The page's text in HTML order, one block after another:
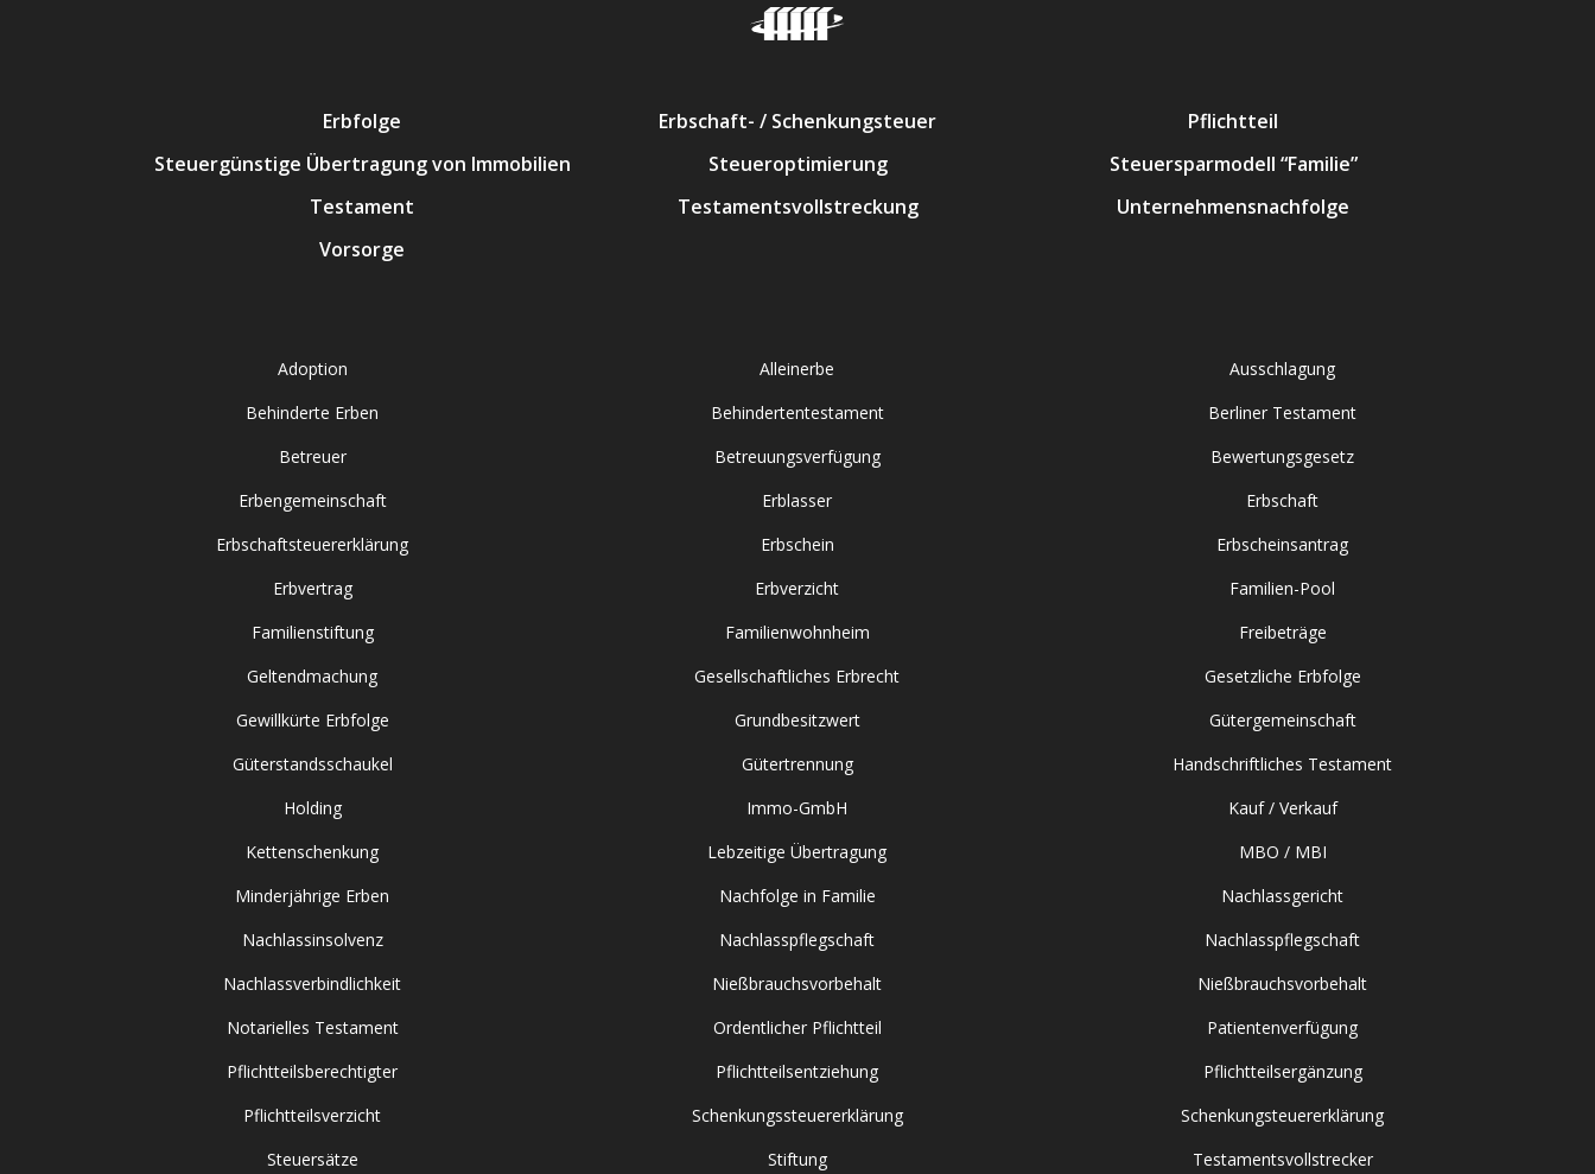
Erbfolge Erbschaft- / Schenkungsteuer
Pflichtteil
Steuergünstige Übertragung von Immobilien
Steueroptimierung
Steuersparmodell “Familie”
Testament
Testamentsvollstreckung
Unternehmensnachfolge
Vorsorge
Adoption Alleinerbe
Ausschlagung
Behinderte Erben
Behindertentestament
Berliner Testament
Betreuer
Betreuungsverfügung
Bewertungsgesetz
Erbengemeinschaft
Erblasser
Erbschaft
Erbschaftsteuererklärung
Erbschein
Erbscheinsantrag
Erbvertrag
Erbverzicht
Familien-Pool
Familienstiftung
Familienwohnheim
Freibeträge
Geltendmachung
Gesellschaftliches Erbrecht
Gesetzliche Erbfolge
Gewillkürte Erbfolge
Grundbesitzwert
Gütergemeinschaft
Güterstandsschaukel
Gütertrennung
Handschriftliches Testament
Holding
Immo-GmbH
Kauf / Verkauf
Kettenschenkung
Lebzeitige Übertragung
MBO / MBI
Minderjährige Erben
Nachfolge in Familie
Nachlassgericht
Nachlassinsolvenz
Nachlasspflegschaft
Nachlasspflegschaft
Nachlassverbindlichkeit
Nießbrauchsvorbehalt
Nießbrauchsvorbehalt
Notarielles Testament
Ordentlicher Pflichtteil
Patientenverfügung
Pflichtteilsberechtigter
Pflichtteilsentziehung
Pflichtteilsergänzung
Pflichtteilsverzicht
Schenkungssteuererklärung
Schenkungsteuererklärung
Steuersätze
Stiftung Testamentsvollstrecker